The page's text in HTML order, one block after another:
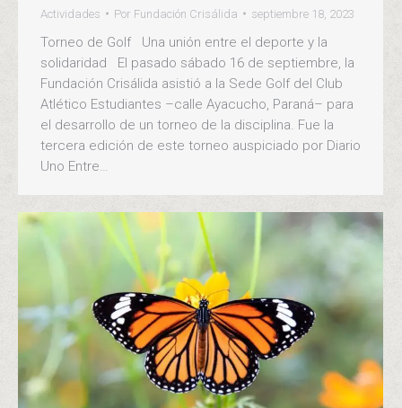
Actividades Por Fundación Crisálida septiembre 18, 2023
Torneo de Golf Una unión entre el deporte y la
solidaridad El pasado sábado 16 de septiembre, la
Fundación Crisálida asistió a la Sede Golf del Club
Atlético Estudiantes –calle Ayacucho, Paraná– para
el desarrollo de un torneo de la disciplina. Fue la
tercera edición de este torneo auspiciado por Diario
Uno Entre…